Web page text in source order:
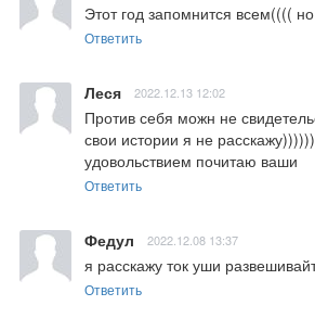
Этот год запомнится всем((((
Ответить
Леся 2022.12.13 12:02
Против себя можн не
свои истории я не
удовольствием почитаю ваши
Ответить
Федул 2022.12.08 13:37
я расскажу ток уши
Ответить